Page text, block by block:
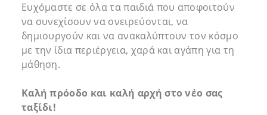
Ευχόμαστε σε όλα τα παιδιά που αποφοιτούν
να συνεχίσουν να ονειρεύονται, να
δημιουργούν και να ανακαλύπτουν τον κόσμο
με την ίδια περιέργεια, χαρά και αγάπη για τη
μάθηση.
Καλή πρόοδο και καλή αρχή στο νέο σας
ταξίδι!